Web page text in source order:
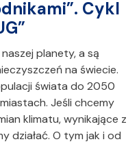
Cykl
planety, a są
na świecie.
świata do 2050
Jeśli chcemy
klimatu, wynikające z
działać. O tym jak i od